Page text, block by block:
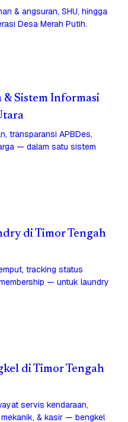
& angsuran, SHU, hingga
Desa Merah Putih.
& Sistem Informasi
transparansi APBDes,
— dalam satu sistem
di Timor Tengah
tracking status
— untuk laundry
di Timor Tengah
servis kendaraan,
& kasir — bengkel